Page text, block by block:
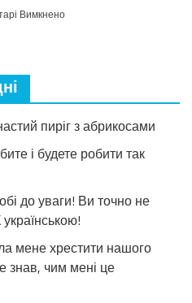
Вимкненодо
ім’я
просто
виводить
з
як
його
було
не
соромно
пиріг з абрикосами
і будете робити так
до уваги! Ви точно не
мене хрестити нашого
знав, чим мені це